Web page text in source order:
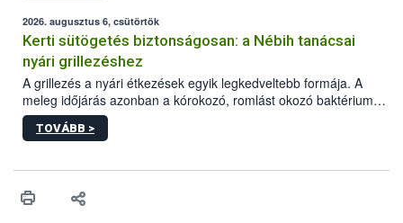
érésű szőlőkben is legyen lehetőség a károsító elleni további
védekezésre. Az Oroganic készítmény kis kiszerelésben kiskerti
felhasználók számára is elérhető és ökológiai termesztésben is
engedélyezett.
2026. augusztus 6, csütörtök
Kerti sütögetés biztonságosan: a Nébih tanácsai
nyári grillezéshez
A grillezés a nyári étkezések egyik legkedveltebb formája. A
meleg időjárás azonban a kórokozó, romlást okozó baktériumok
gyorsabb szaporodásának is kedvez. A szabadtéri sütögetés
ezért nem csupán a megfelelő sütési technikáról szól: legalább
higiéniai szabályok betartása, a megfelelő hőkezelés, valamint a
biztonsági Hivatal (Nébih) Oktatási Programja összegyűjtötte a
TOVÁBB >